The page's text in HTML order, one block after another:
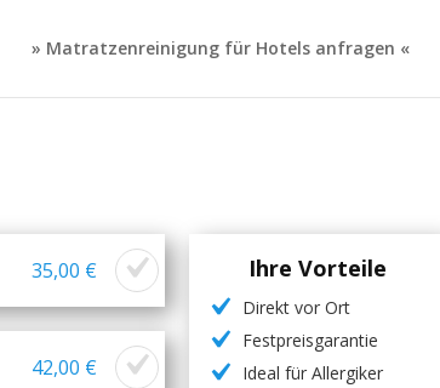
» Matratzenreinigung für Hotels anfragen «
35,00 €
42,00 €
Ihre Vorteile
Direkt vor Ort
Festpreisgarantie
Ideal für Allergiker